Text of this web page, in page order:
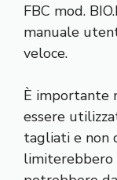
FBC mod.
manuale
veloce.
È importante
essere
tagliati e non
limiterebbero